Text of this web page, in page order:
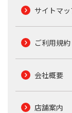
サイトマ
ご利用規約
会社概要
店舗案内